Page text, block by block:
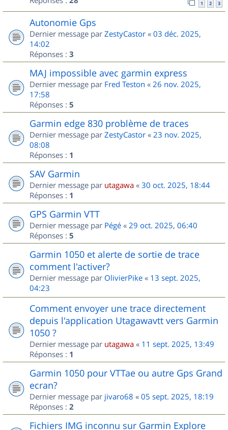
1 2 3
Autonomie Gps
Dernier message par ZestyCastor « 03 déc. 2025,
14:02
Réponses : 3
MAJ impossible avec garmin express
Dernier message par Fred Teston « 26 nov. 2025,
17:58
Réponses : 5
Garmin edge 830 problème de traces
Dernier message par ZestyCastor « 23 nov. 2025,
08:08
Réponses : 1
SAV Garmin
Dernier message par utagawa « 30 oct. 2025, 18:44
Réponses : 1
GPS Garmin VTT
Dernier message par Pégé « 29 oct. 2025, 06:40
Réponses : 5
Garmin 1050 et alerte de sortie de trace
comment l'activer?
Dernier message par OlivierPike « 13 sept. 2025,
04:23
Comment envoyer une trace directement
depuis l'application Utagawavtt vers Garmin
1050 ?
Dernier message par utagawa « 11 sept. 2025, 13:49
Réponses : 1
Garmin 1050 pour VTTae ou autre Gps Grand
ecran?
Dernier message par jivaro68 « 05 sept. 2025, 18:19
Réponses : 2
Fichiers IMG inconnu sur Garmin Explore